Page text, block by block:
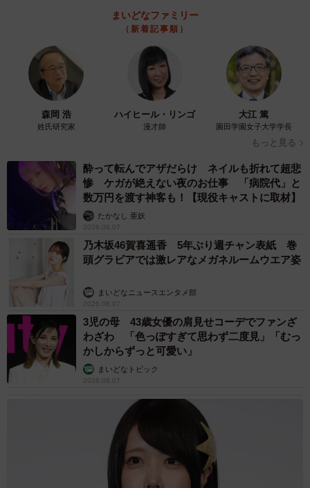
親方！中から羊が！（フェリシモ提供）
まいどなファミリー
（新着記事順）
森岡 浩
姓氏研究家
ハイヒール・リンゴ
漫才師
大江 篤
園田学園女子大学学長
もっと見る
酔って転んでアザだらけ ネイルも折れて超悲
惨 ケガが絶えない夜のお仕事 「病院代」と
数万円を渡す神客も！【現役キャストに取材】
たかなし 亜妖
2026.08.07
乃木坂46賀喜遥香 5年ぶり週チャン表紙 巻
頭グラビアでは激レアなメガネルームウエア姿
まいどなニュースエンタメ部
2026.08.07
3児の母 43歳女優の肩見せコーデでファンざ
わざわ 「色っぽすぎて思わず二度見」「むっ
かしからずっと可愛い」
まいどなトピック
2026.08.07